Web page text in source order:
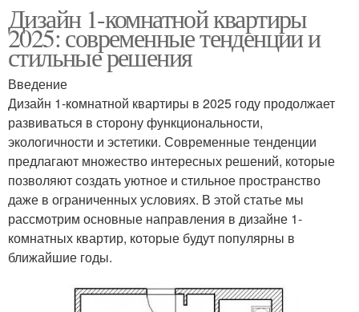
Дизайн 1-комнатной квартиры
2025: современные тенденции и
стильные решения
Введение
Дизайн 1-комнатной квартиры в 2025 году продолжает
развиваться в сторону функциональности,
экологичности и эстетики. Современные тенденции
предлагают множество интересных решений, которые
позволяют создать уютное и стильное пространство
даже в ограниченных условиях. В этой статье мы
рассмотрим основные направления в дизайне 1-
комнатных квартир, которые будут популярны в
ближайшие годы.